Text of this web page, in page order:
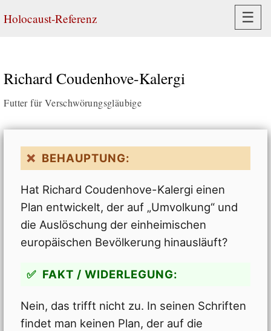
Holocaust-Referenz ☰
Richard Coudenhove-Kalergi
Futter für Verschwörungsgläubige
BEHAUPTUNG:
Hat Richard Coudenhove-Kalergi einen
Plan entwickelt, der auf „Umvolkung“ und
die Auslöschung der einheimischen
europäischen Bevölkerung hinausläuft?
FAKT / WIDERLEGUNG:
Nein, das trifft nicht zu. In seinen Schriften
findet man keinen Plan, der auf die